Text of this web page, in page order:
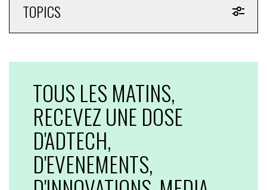
TOPICS
TOUS LES MATINS,
RECEVEZ UNE DOSE
D'ADTECH,
D'EVENEMENTS,